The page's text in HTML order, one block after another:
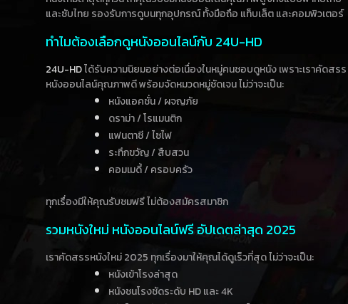
และซับไทย รองรับการดูบนทุกอุปกรณ์ ทั้งมือถือ แท็บเล็ต และคอมพิวเตอร์
ทำไมต้องเลือกดูหนังออนไลน์กับ 24U-HD
24U-HDได้รับความนิยมอย่างต่อเนื่องในหมู่คนชอบดูหนัง เพราะเราคัดสรร
หนังออนไลน์คุณภาพดี พร้อมจัดหมวดหมู่ชัดเจน ไม่ว่าจะเป็น:
หนังแอคชั่น / ผจญภัย
ดราม่า / โรแมนติก
แฟนตาซี / ไซไฟ
ระทึกขวัญ / สืบสวน
คอมเมดี้ / ครอบครัว
ทุกเรื่องมีให้คุณรับชมฟรี ไม่ต้องสมัครสมาชิก
รวมหนังใหม่ หนังออนไลน์ฟรี อัปเดตล่าสุด 2025
เราคัดสรรหนังใหม่ 2025 ทุกเรื่องมาให้คุณได้ดูเร็วที่สุด ไม่ว่าจะเป็น:
หนังเข้าโรงล่าสุด
หนังชนโรงชัดระดับ HD และ 4K